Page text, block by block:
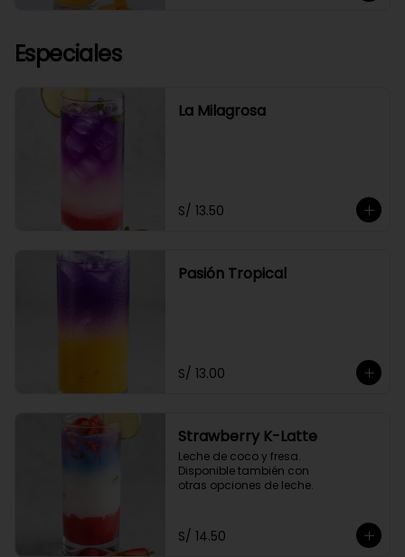
Especiales
La Milagrosa
S/ 13.50
Pasión Tropical
S/ 13.00
Strawberry K-Latte
Leche de coco y fresa.
Disponible también con
otras opciones de leche.
S/ 14.50